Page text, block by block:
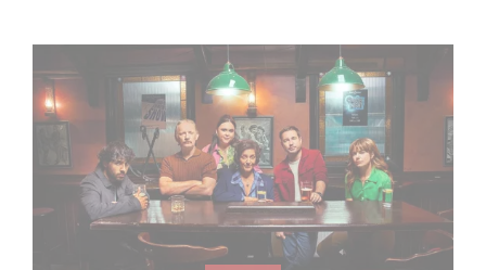
Wenn gebrochene Herzen Rache wollen: Willkommen im
Revenge Club.